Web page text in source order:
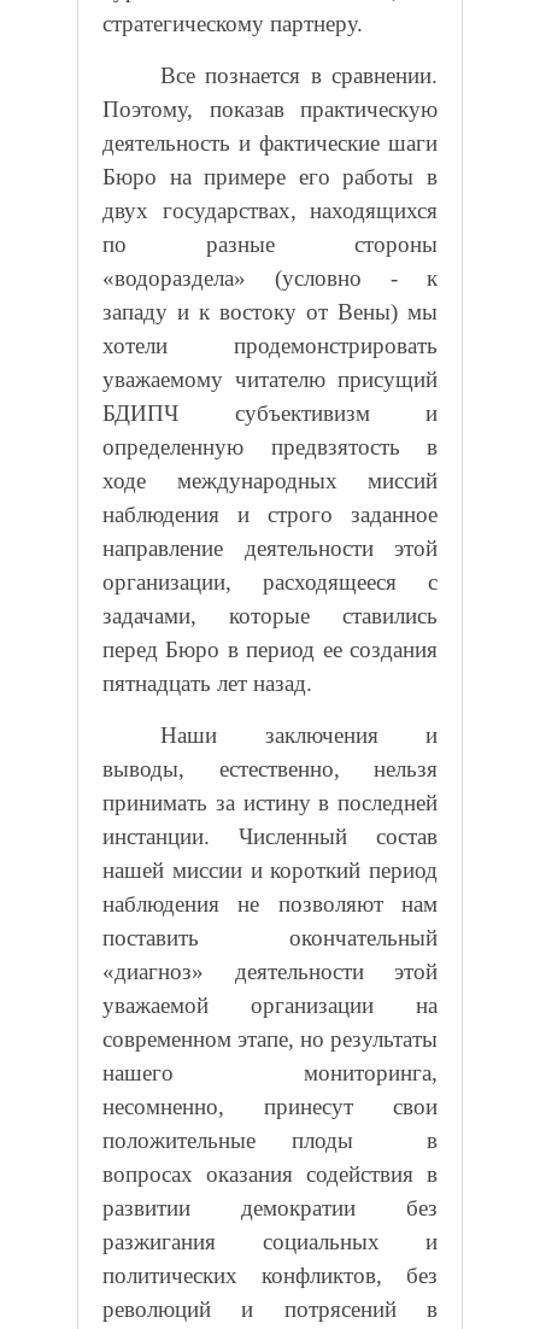
стратегическому партнеру.
Все познается в сравнении.
Поэтому, показав практическую
деятельность и фактические шаги
Бюро на примере его работы в
двух государствах, находящихся
по разные стороны
«водораздела» (условно - к
западу и к востоку от Вены) мы
хотели продемонстрировать
уважаемому читателю присущий
БДИПЧ субъективизм и
определенную предвзятость в
ходе международных миссий
наблюдения и строго заданное
направление деятельности этой
организации, расходящееся с
задачами, которые ставились
перед Бюро в период ее создания
пятнадцать лет назад.
Наши заключения и
выводы, естественно, нельзя
принимать за истину в последней
инстанции. Численный состав
нашей миссии и короткий период
наблюдения не позволяют нам
поставить окончательный
«диагноз» деятельности этой
уважаемой организации на
современном этапе, но результаты
нашего мониторинга,
несомненно, принесут свои
положительные плоды
в
вопросах оказания содействия в
развитии демократии без
разжигания социальных и
политических конфликтов, без
революций и потрясений в